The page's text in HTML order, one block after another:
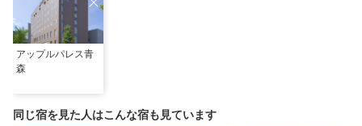
アップルパレス青
森
同じ宿を見た人はこんな宿も見ています